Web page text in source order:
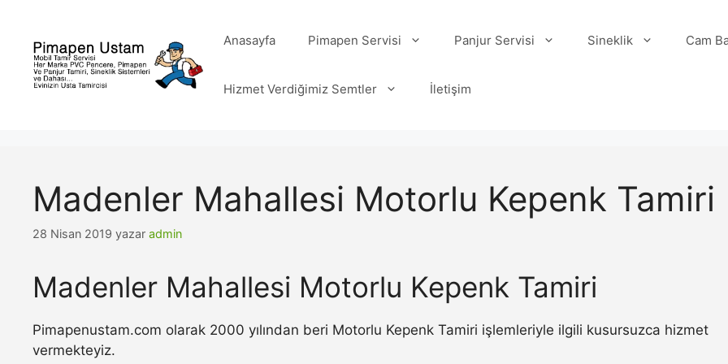
Anasayfa Pimapen Servisi Panjur Servisi Sineklik Cam
Hizmet Verdiğimiz Semtler İletişim
Madenler Mahallesi Motorlu Kepenk Tamiri
28 Nisan 2019 yazar admin
Madenler Mahallesi Motorlu Kepenk Tamiri
Pimapenustam.com olarak 2000 yılından beri Motorlu Kepenk Tamiri işlemleriyle ilgili kusursuzca hizmet
vermekteyiz.